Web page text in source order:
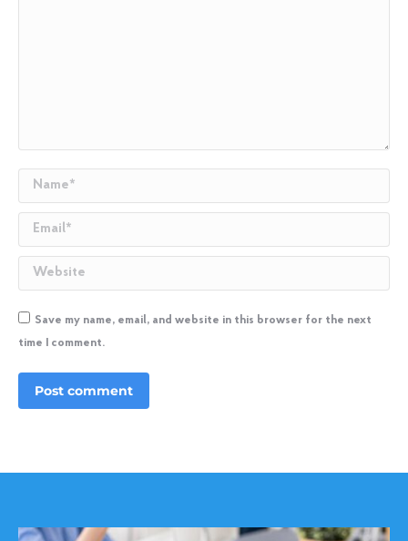
Name *
Email *
Website
Save my name, email, and website in this browser for the next
time I comment.
Post comment